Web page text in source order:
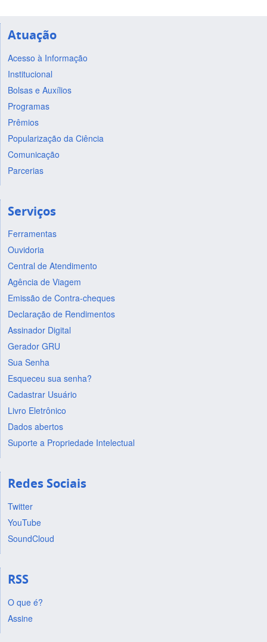
Atuação
Acesso à Informação
Institucional
Bolsas e Auxílios
Programas
Prêmios
Popularização da Ciência
Comunicação
Parcerias
Serviços
Ferramentas
Ouvidoria
Central de Atendimento
Agência de Viagem
Emissão de Contra-cheques
Declaração de Rendimentos
Assinador Digital
Gerador GRU
Sua Senha
Esqueceu sua senha?
Cadastrar Usuário
Livro Eletrônico
Dados abertos
Suporte a Propriedade Intelectual
Redes Sociais
Twitter
YouTube
SoundCloud
RSS
O que é?
Assine